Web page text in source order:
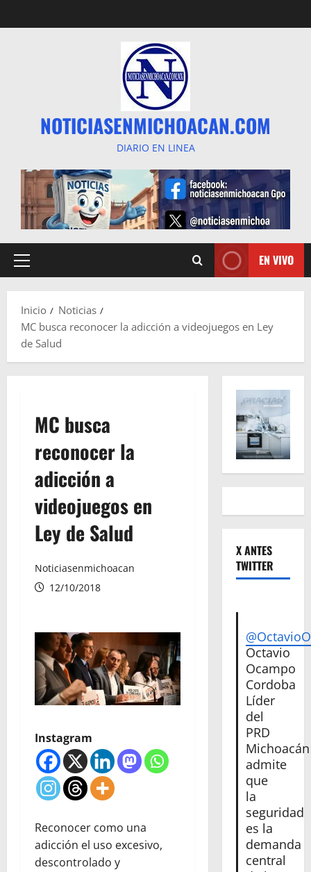
al
NOTICIASENMICHOACAN.COM
DIARIO EN LINEA
Menú
EN VIVO
Inicio
Noticias
MC busca reconocer la adicción a videojuegos en Ley
de Salud
MC busca
reconocer la
adicción a
videojuegos en
Ley de Salud
Noticiasenmichoacan
12/10/2018
Instagram
Reconocer como una
adicción el uso excesivo,
descontrolado y
X ANTES
TWITTER
Octavio
Ocampo
Cordoba
Líder
del
PRD
Michoacán
admite
que
la
seguridad
es la
demanda
central